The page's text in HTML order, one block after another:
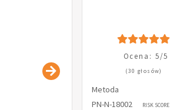
Ocena: 5/5
(30 głosów)
Metoda
PN-N-18002
RISK SCORE